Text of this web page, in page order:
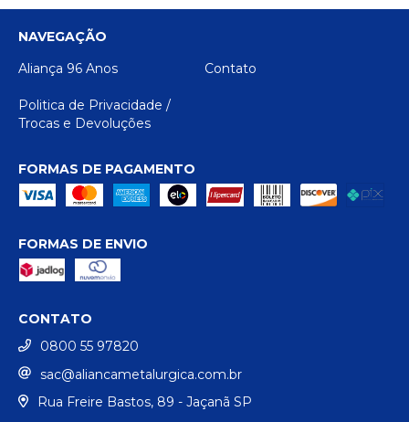
NAVEGAÇÃO
Aliança 96 Anos
Contato
Politica de Privacidade /
Trocas e Devoluções
FORMAS DE PAGAMENTO
FORMAS DE ENVIO
CONTATO
0800 55 97820
sac@aliancametalurgica.com.br
Rua Freire Bastos, 89 - Jaçanã SP